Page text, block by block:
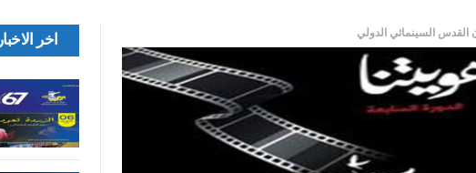
القدس السينمائي الدولي اخر الاخبار